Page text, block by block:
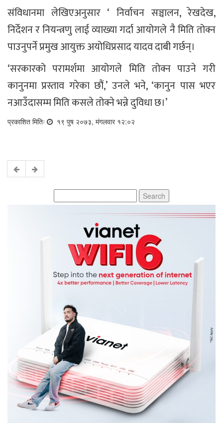
संविधानमा लेखिएअनुसार ‘ निर्वाचन सञ्चालन, रेखदेख,
निर्देशन र नियन्त्रणु लाई व्याख्या गर्दा आयोगले नै मिति तोक्न
पाउनुपर्ने प्रमुख आयुक्त अयोधिप्रसाद यादव दाबी गर्छन्।
‘सरकारको परामर्शमा आयोगले मिति तोक्न पाउने गरी
कानुनमा प्रस्ताव गरेका छौं,’ उनले भने, ‘कानुन पास भएर
नआउँदासम्म मिति कसले तोक्ने भन्ने दुविधा छ।’
प्रकाशित मितिः १९ पुष २०७३, मंगलवार १२:०२
for: